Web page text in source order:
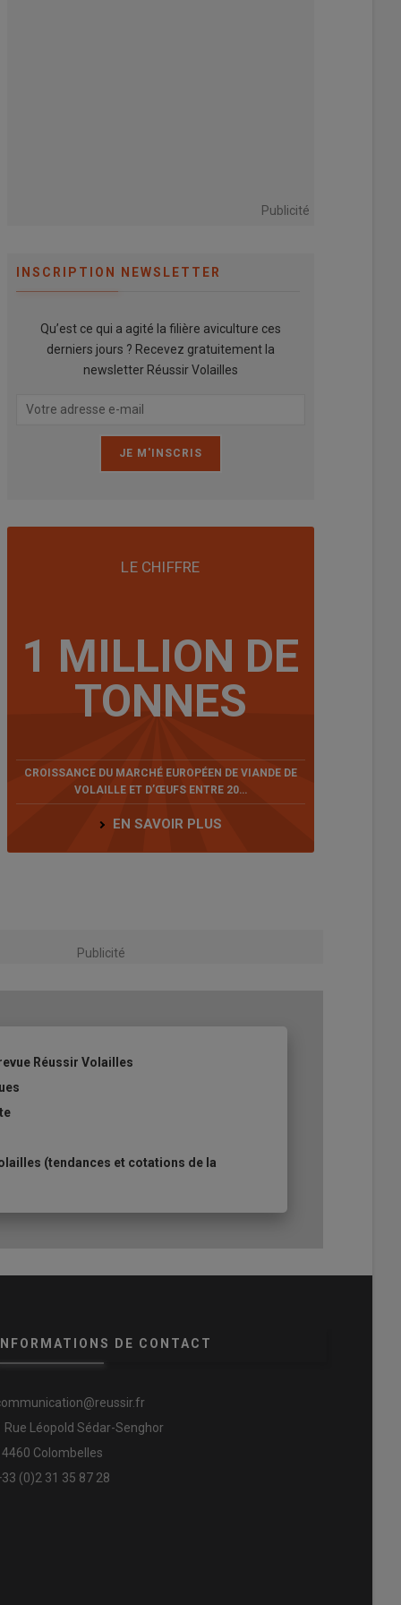
! Il faut bien veiller aux réglages et au ressenti des poulets. »
Publicité
INSCRIPTION NEWSLETTER
Qu’est ce qui a agité la filière aviculture ces
derniers jours ? Recevez gratuitement la
newsletter Réussir Volailles
LE CHIFFRE
1 MILLION DE
TONNES
CROISSANCE DU MARCHÉ EUROPÉEN DE VIANDE DE
VOLAILLE ET D’ŒUFS ENTRE 20…
EN SAVOIR PLUS
Publicité
Réussir Volailles
(tendances et cotations de la
INFORMATIONS DE CONTACT
Rue Léopold Sédar-Senghor
Colombelles
(0)2 31 35 87 28